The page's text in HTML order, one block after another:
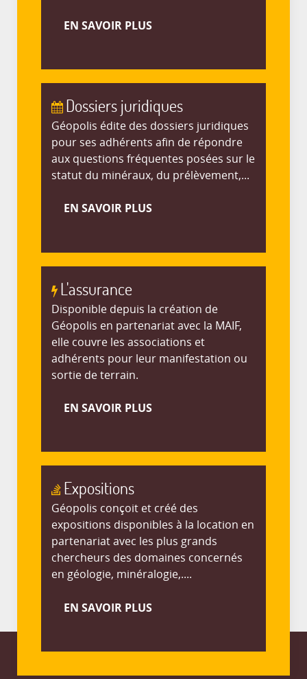
EN SAVOIR PLUS
Dossiers juridiques
Géopolis édite des dossiers juridiques
pour ses adhérents afin de répondre
aux questions fréquentes posées sur le
statut du minéraux, du prélèvement,...
EN SAVOIR PLUS
L'assurance
Disponible depuis la création de
Géopolis en partenariat avec la MAIF,
elle couvre les associations et
adhérents pour leur manifestation ou
sortie de terrain.
EN SAVOIR PLUS
Expositions
Géopolis conçoit et créé des
expositions disponibles à la location en
partenariat avec les plus grands
chercheurs des domaines concernés
en géologie, minéralogie,....
EN SAVOIR PLUS